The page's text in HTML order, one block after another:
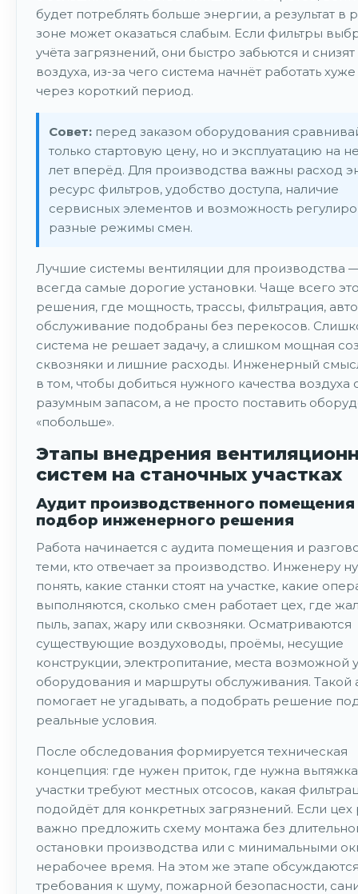
будет потреблять больше энергии, а результат в
зоне может оказаться слабым. Если фильтры
учёта загрязнений, они быстро забьются и
воздуха, из-за чего система начнёт работать
через короткий период.
Совет: перед заказом оборудования
только стартовую цену, но и эксплуатацию на
лет вперёд. Для производства важны расход
ресурс фильтров, удобство доступа, наличие
сервисных элементов и возможность
разные режимы смен.
Лучшие системы вентиляции для производства
всегда самые дорогие установки. Чаще всего
решения, где мощность, трассы, фильтрация,
обслуживание подобраны без перекосов.
система не решает задачу, а слишком мощная
сквозняки и лишние расходы. Инженерный
в том, чтобы добиться нужного качества воздуха
разумным запасом, а не просто поставить
«побольше».
Этапы внедрения
систем на станочных участках
Аудит производственного помещения
подбор инженерного решения
Работа начинается с аудита помещения и
теми, кто отвечает за производство. Инженеру
понять, какие станки стоят на участке, какие
выполняются, сколько смен работает цех, где
пыль, запах, жару или сквозняки. Осматриваются
существующие воздуховоды, проёмы, несущие
конструкции, электропитание, места возможной
оборудования и маршруты обслуживания. Такой
помогает не угадывать, а подобрать решение
реальные условия.
После обследования формируется техническая
концепция: где нужен приток, где нужна
участки требуют местных отсосов, какая
подойдёт для конкретных загрязнений. Если цех
важно предложить схему монтажа без
остановки производства или с минимальными
нерабочее время. На этом же этапе
требования к шуму, пожарной безопасности,